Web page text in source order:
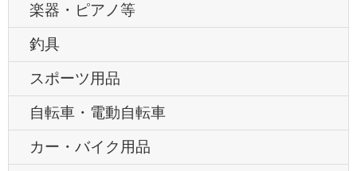
楽器・ピアノ等
釣具
スポーツ用品
自転車・電動自転車
カー・バイク用品